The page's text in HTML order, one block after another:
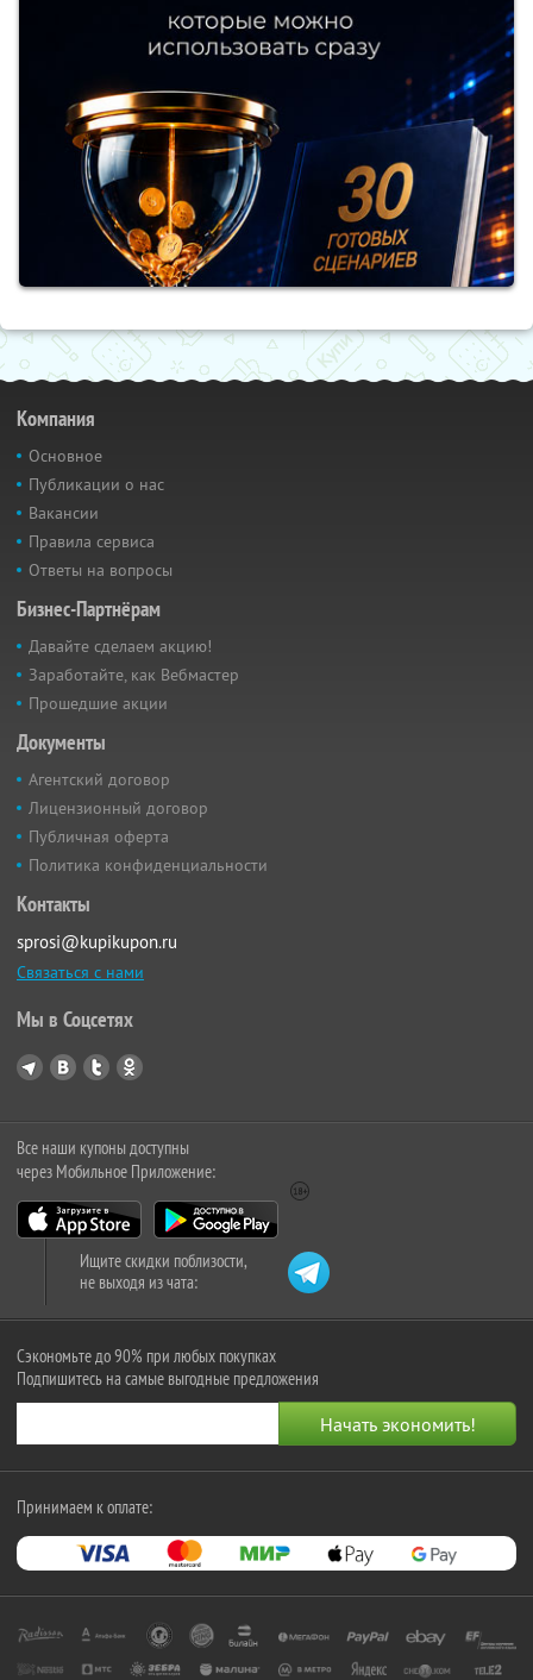
Компания
Основное
Публикации о нас
Вакансии
Правила сервиса
Ответы на вопросы
Бизнес-Партнёрам
Давайте сделаем акцию!
Заработайте, как Вебмастер
Прошедшие акции
Документы
Агентский договор
Лицензионный договор
Публичная оферта
Политика конфиденциальности
Контакты
sprosi@kupikupon.ru
Связаться с нами
Мы в Соцсетях
Все наши купоны доступны
через Мобильное Приложение:
Ищите скидки поблизости,
не выходя из чата:
Сэкономьте до 90% при любых покупках
Подпишитесь на самые выгодные предложения
Принимаем к оплате: